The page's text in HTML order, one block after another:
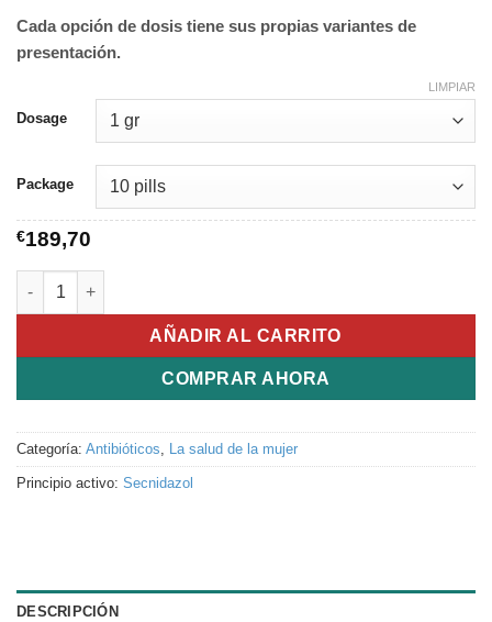
Cada opción de dosis tiene sus propias variantes de
presentación.
Dosage
Package
LIMPIAR
€189,70
Secnidazole cantidad
AÑADIR AL CARRITO
COMPRAR AHORA
Categoría: Antibióticos La salud de la mujer
Principio activo: Secnidazol
DESCRIPCIÓN